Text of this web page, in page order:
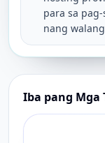
para sa
nang
Iba pang Mga